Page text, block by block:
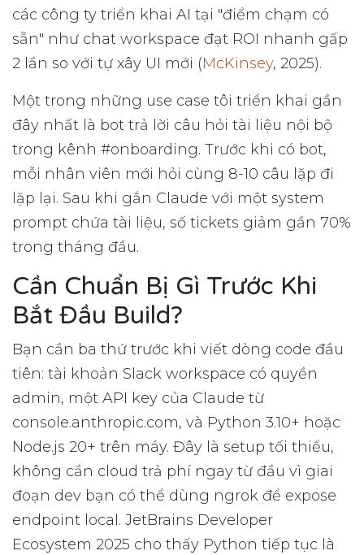
các công ty triển khai AI tại "điểm chạm có
sẵn" như chat workspace đạt ROI nhanh gấp
2 lần so với tự xây UI mới (McKinsey, 2025).
Một trong những use case tôi triển khai gần
đây nhất là bot trả lời câu hỏi tài liệu nội bộ
trong kênh #onboarding. Trước khi có bot,
mỗi nhân viên mới hỏi cùng 8-10 câu lặp đi
lặp lại. Sau khi gắn Claude với một system
prompt chứa tài liệu, số tickets giảm gần 70%
trong tháng đầu.
Cần Chuẩn Bị Gì Trước Khi
Bắt Đầu Build?
Bạn cần ba thứ trước khi viết dòng code đầu
tiên: tài khoản Slack workspace có quyền
admin, một API key của Claude từ
console.anthropic.com, và Python 3.10+ hoặc
Node.js 20+ trên máy. Đây là setup tối thiểu,
không cần cloud trả phí ngay từ đầu vì giai
đoạn dev bạn có thể dùng ngrok để expose
endpoint local. JetBrains Developer
Ecosystem 2025 cho thấy Python tiếp tục là